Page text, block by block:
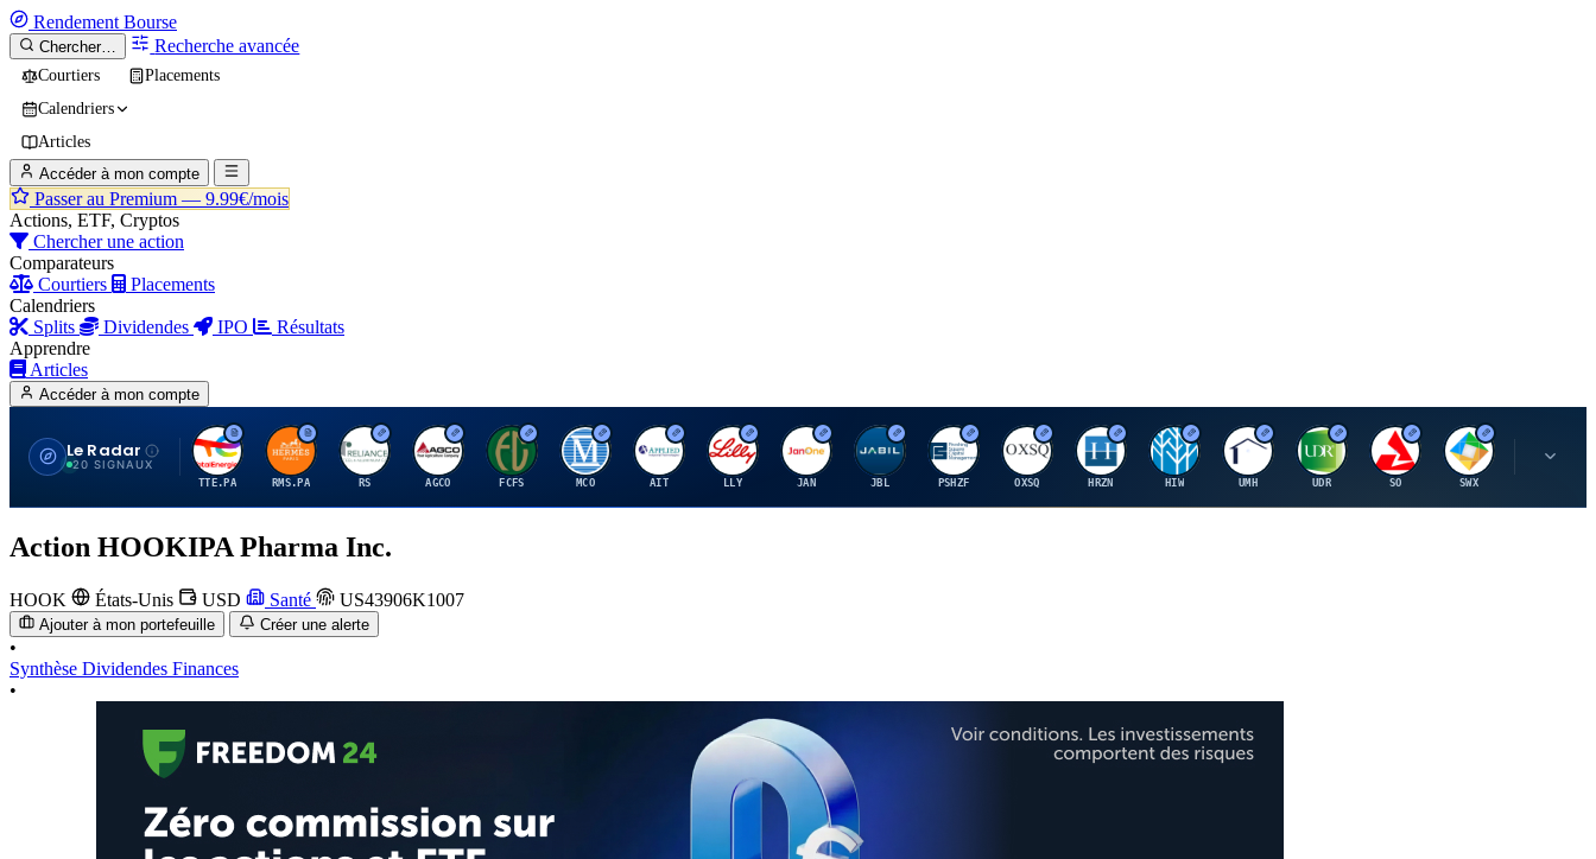
Rendement Bourse
Chercher… Recherche avancée
Courtiers
Placements
Calendriers
Articles
Accéder à mon compte
Passer au Premium — 9.99€/mois
Actions, ETF, Cryptos
Chercher une action
Comparateurs
Courtiers
Placements
Calendriers
Splits
Dividendes IPO
Résultats
Apprendre
Articles
Accéder à mon compte
Le Radar
20 SIGNAUX
T
TTE.PA
H
RMS.PA
R
RS
A
AGCO
F
FCFS
M
MCO
A
AIT
E
LLY
J
JAN
J
JBL
P
PSHZF
O
OXSQ
H
HRZN
H
HIW
U
UMH
U
UDR
S
SO
S
SWX
S
Action HOOKIPA Pharma Inc.
HOOK États-Unis USD Santé US43906K1007
Ajouter à mon portefeuille Créer une alerte
•
Synthèse Dividendes Finances
•